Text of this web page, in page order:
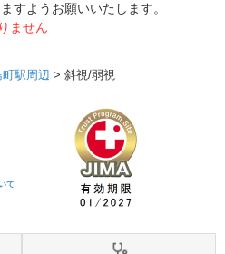
すようお願いいたします。
ません
町駅周辺 > 斜視/弱視
て